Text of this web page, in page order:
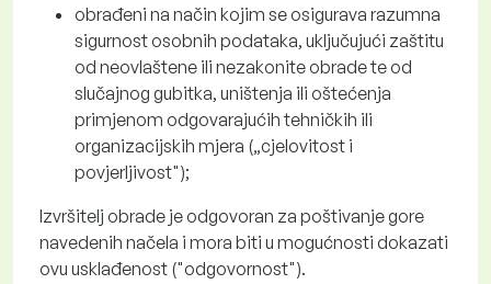
obrađeni na način kojim se osigurava razumna
sigurnost osobnih podataka, uključujući zaštitu
od neovlaštene ili nezakonite obrade te od
slučajnog gubitka, uništenja ili oštećenja
primjenom odgovarajućih tehničkih ili
organizacijskih mjera („cjelovitost i
povjerljivost");
Izvršitelj obrade je odgovoran za poštivanje gore
navedenih načela i mora biti u mogućnosti dokazati
ovu usklađenost ("odgovornost").